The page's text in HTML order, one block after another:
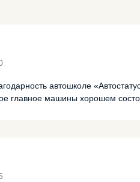
автошколе
главное машины хорошем